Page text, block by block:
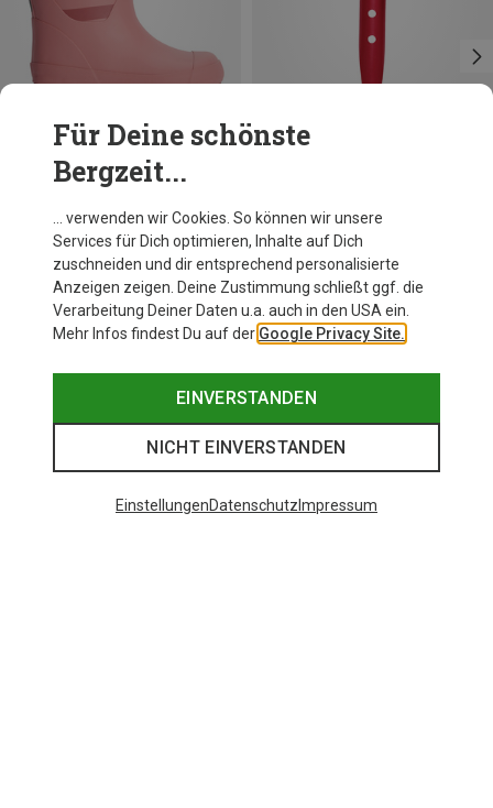
Du sparst 50%
Für Deine schönste
Bergzeit...
… verwenden wir Cookies. So können wir unsere
Services für Dich optimieren, Inhalte auf Dich
zuschneiden und dir entsprechend personalisierte
Anzeigen zeigen. Deine Zustimmung schließt ggf. die
Verarbeitung Deiner Daten u.a. auch in den USA ein.
Mehr Infos findest Du auf der Google Privacy Site.
EINVERSTANDEN
NICHT EINVERSTANDEN
EinstellungenDatenschutz Impressum